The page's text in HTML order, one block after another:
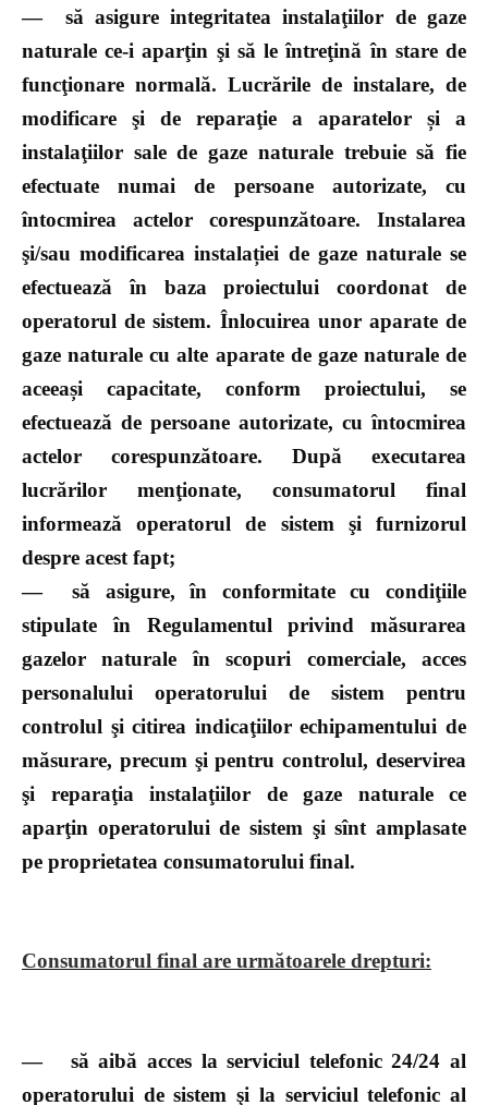
—
să asigure integritatea instalaţiilor de gaze
naturale ce-i aparţin şi să le întreţină în stare de
funcţionare normală. Lucrările de instalare, de
modificare şi de reparaţie a aparatelor și a
instalaţiilor sale de gaze naturale trebuie să fie
efectuate numai de persoane autorizate, cu
întocmirea actelor corespunzătoare. Instalarea
şi/sau modificarea instalației de gaze naturale se
efectuează în baza proiectului coordonat de
operatorul de sistem. Înlocuirea unor aparate de
gaze naturale cu alte aparate de gaze naturale de
aceeași capacitate, conform proiectului, se
efectuează de persoane autorizate, cu întocmirea
actelor corespunzătoare. După executarea
lucrărilor menţionate, consumatorul final
informează operatorul de sistem şi furnizorul
despre acest fapt;
—
să asigure, în conformitate cu condiţiile
stipulate în Regulamentul privind măsurarea
gazelor naturale în scopuri comerciale, acces
personalului operatorului de sistem pentru
controlul şi citirea indicaţiilor echipamentului de
măsurare, precum şi pentru controlul, deservirea
şi reparaţia instalaţiilor de gaze naturale ce
aparţin operatorului de sistem şi sînt amplasate
pe proprietatea consumatorului final.
Consumatorul final are următoarele drepturi:
—
să aibă acces la serviciul telefonic 24/24 al
operatorului de sistem şi la serviciul telefonic al